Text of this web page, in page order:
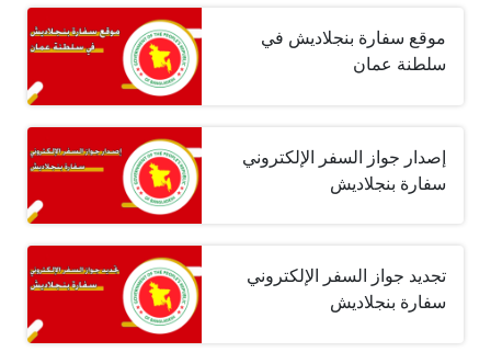
موقع سفارة بنجلاديش في
سلطنة عمان
إصدار جواز السفر الإلكتروني
سفارة بنجلاديش
تجديد جواز السفر الإلكتروني
سفارة بنجلاديش